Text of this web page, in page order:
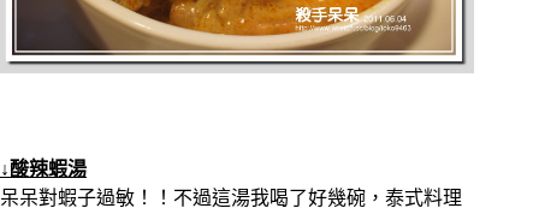
↓酸辣蝦湯
呆呆對蝦子過敏！！不過這湯我喝了好幾碗，泰式料理